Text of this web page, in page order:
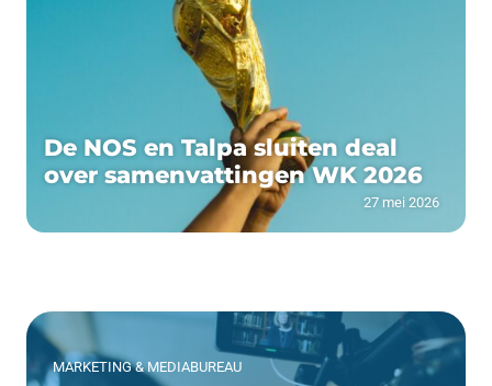
De NOS en Talpa sluiten deal
over samenvattingen WK 2026
27 mei 2026
MARKETING & MEDIABUREAU